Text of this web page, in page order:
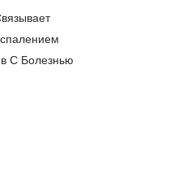
С Болезнью